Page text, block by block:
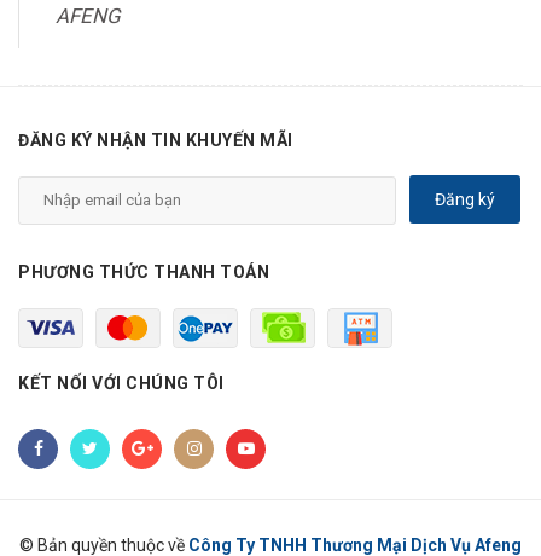
AFENG
ĐĂNG KÝ NHẬN TIN KHUYẾN MÃI
Đăng ký
PHƯƠNG THỨC THANH TOÁN
KẾT NỐI VỚI CHÚNG TÔI
© Bản quyền thuộc về Công Ty TNHH Thương Mại Dịch Vụ Afeng